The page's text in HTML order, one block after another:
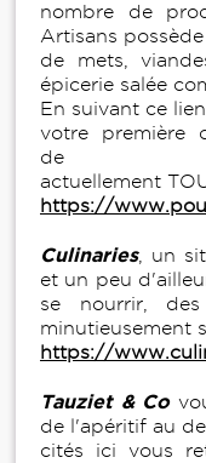
nombre de
Artisans
de mets,
épicerie salée
En suivant ce
votre première
de
actuellement
https://
Culinaries, un
et un peu
se nourrir,
minutieusement
https://
Tauziet & Co
de l'apéritif au
cités ici vous